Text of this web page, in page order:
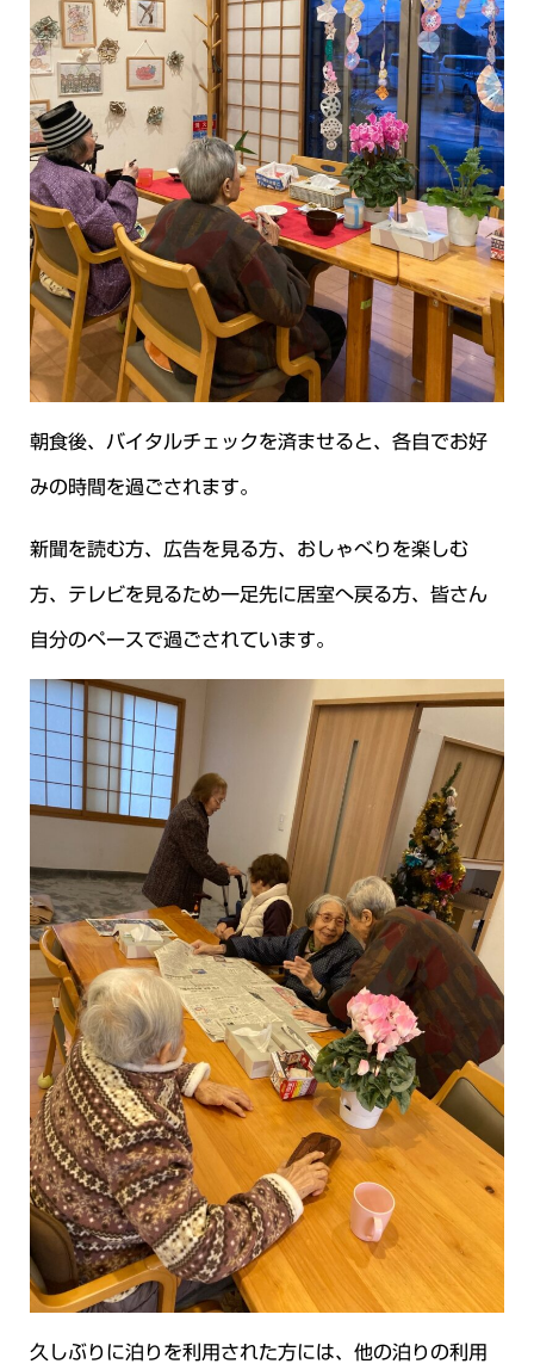
朝食後、バイタルチェックを済ませると、各自でお好
みの時間を過ごされます。
新聞を読む方、広告を見る方、おしゃべりを楽しむ
方、テレビを見るため一足先に居室へ戻る方、皆さん
自分のペースで過ごされています。
久しぶりに泊りを利用された方には、他の泊りの利用